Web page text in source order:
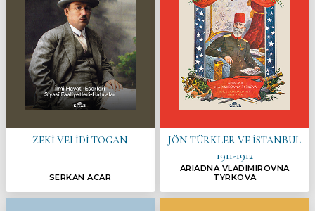
ZEKİ VELİDİ TOGAN
SERKAN ACAR
JÖN TÜRKLER VE İSTANBUL
1911-1912
ARIADNA VLADIMIROVNA
TYRKOVA